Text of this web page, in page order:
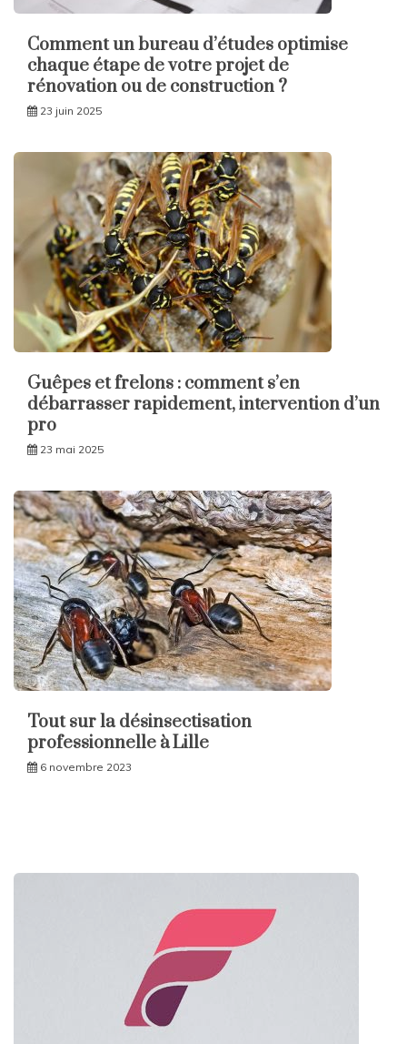
Comment un bureau d’études optimise
chaque étape de votre projet de
rénovation ou de construction ?
23 juin 2025
Guêpes et frelons : comment s’en
débarrasser rapidement, intervention d’un
pro
23 mai 2025
Tout sur la désinsectisation
professionnelle à Lille
6 novembre 2023